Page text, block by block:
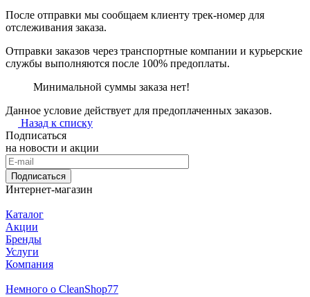
После отправки мы сообщаем клиенту трек-номер для
отслеживания заказа.
Отправки заказов через транспортные компании и курьерские
службы выполняются после 100% предоплаты.
Минимальной суммы заказа нет!
Данное условие действует для предоплаченных заказов.
Назад к списку
Подписаться
на новости и акции
Подписаться
Интернет-магазин
Каталог
Акции
Бренды
Услуги
Компания
Немного о CleanShop77